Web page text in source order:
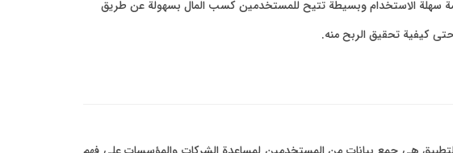
سهلة الاستخدام وبسيطة تتيح للمستخدمين كسب المال بسهولة عن طريق
كيفية تحقيق الربح منه.